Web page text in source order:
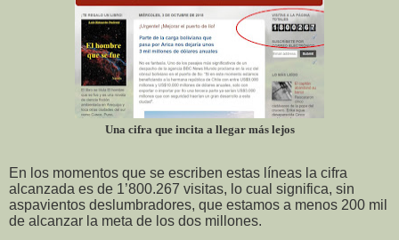
Una cifra que incita a llegar más lejos
En los momentos que se escriben estas líneas la cifra
alcanzada es de 1’800.267 visitas, lo cual significa, sin
aspavientos deslumbradores, que estamos a menos 200 mil
de alcanzar la meta de los dos millones.